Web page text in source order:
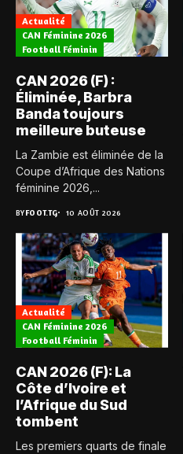
Actualité
CAN Féminine 2026
Football Féminin
CAN 2026 (F) :
Éliminée, Barbra
Banda toujours
meilleure buteuse
La Zambie est éliminée de la
Coupe d’Afrique des Nations
féminine 2026,...
BYFOOT.TG 10 AOÛT 2026
Actualité
CAN Féminine 2026
Football Féminin
CAN 2026 (F): La
Côte d’Ivoire et
l’Afrique du Sud
tombent
Les premiers quarts de finale